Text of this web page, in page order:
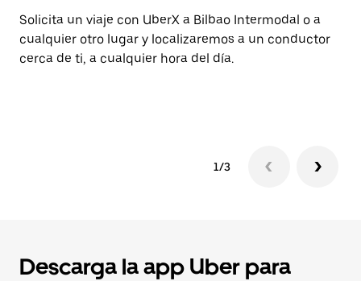
Solicita un viaje con UberX a Bilbao Intermodal o a
cualquier otro lugar y localizaremos a un conductor
cerca de ti, a cualquier hora del día.
1/3
Descarga la app Uber para